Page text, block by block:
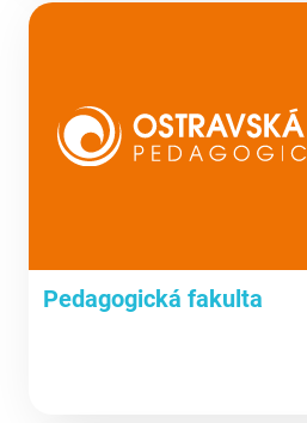
Pedagogická fakulta